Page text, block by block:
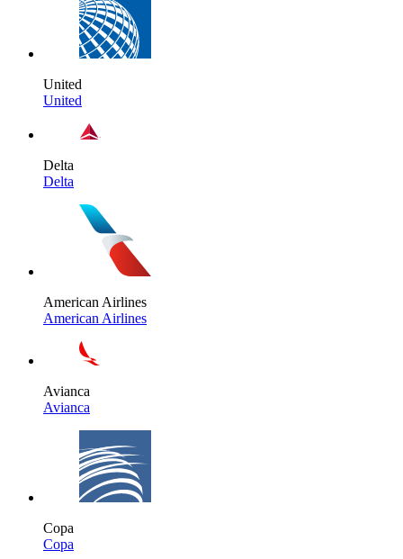
United
United
Delta
Delta
American Airlines
American Airlines
Avianca
Avianca
Copa
Copa